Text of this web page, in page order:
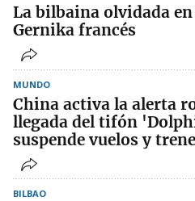
La bilbaina olvidada en
Gernika francés
MUNDO
China activa la alerta
llegada del tifón
suspende vuelos y
BILBAO